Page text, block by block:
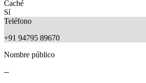
Caché
Sí
Teléfono
+91 94795 89670
Nombre público
--